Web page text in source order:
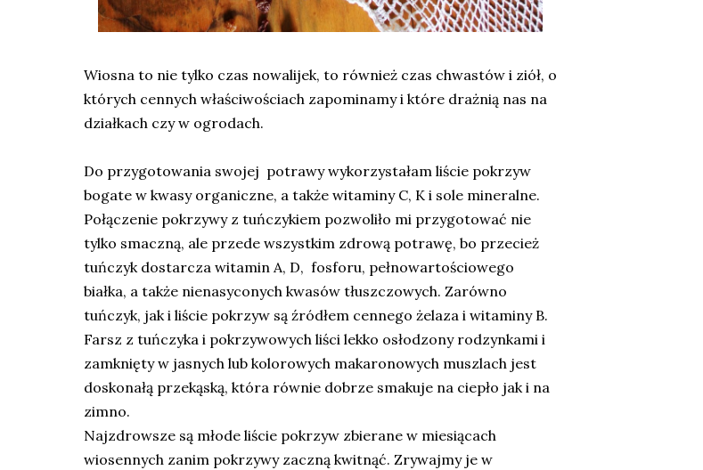
Wiosna to nie tylko czas nowalijek, to również czas chwastów i ziół, o
których cennych właściwościach zapominamy i które drażnią nas na
działkach czy w ogrodach.
Do przygotowania swojej potrawy wykorzystałam liście pokrzyw
bogate w kwasy organiczne, a także witaminy C, K i sole mineralne.
Połączenie pokrzywy z tuńczykiem pozwoliło mi przygotować nie
tylko smaczną, ale przede wszystkim zdrową potrawę, bo przecież
tuńczyk dostarcza witamin A, D, fosforu, pełnowartościowego
białka, a także nienasyconych kwasów tłuszczowych. Zarówno
tuńczyk, jak i liście pokrzyw są źródłem cennego żelaza i witaminy B.
Farsz z tuńczyka i pokrzywowych liści lekko osłodzony rodzynkami i
zamknięty w jasnych lub kolorowych makaronowych muszlach jest
doskonałą przekąską, która równie dobrze smakuje na ciepło jak i na
zimno.
Najzdrowsze są młode liście pokrzyw zbierane w miesiącach
wiosennych zanim pokrzywy zaczną kwitnąć. Zrywajmy je w